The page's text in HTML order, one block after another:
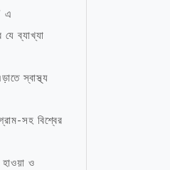
এ
যে ব্যাখ্যা
স্বাস্থ্য
সহ বিশ্বের
ও